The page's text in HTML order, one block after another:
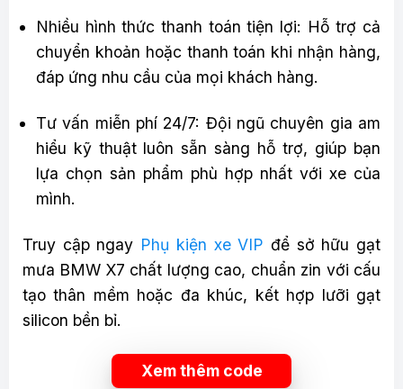
Nhiều hình thức thanh toán tiện lợi: Hỗ trợ cả
chuyển khoản hoặc thanh toán khi nhận hàng,
đáp ứng nhu cầu của mọi khách hàng.
Tư vấn miễn phí 24/7: Đội ngũ chuyên gia am
hiểu kỹ thuật luôn sẵn sàng hỗ trợ, giúp bạn
lựa chọn sản phẩm phù hợp nhất với xe của
mình.
Truy cập ngay Phụ kiện xe VIP để sở hữu gạt
mưa BMW X7 chất lượng cao, chuẩn zin với cấu
tạo thân mềm hoặc đa khúc, kết hợp lưỡi gạt
silicon bền bỉ.
Xem thêm code